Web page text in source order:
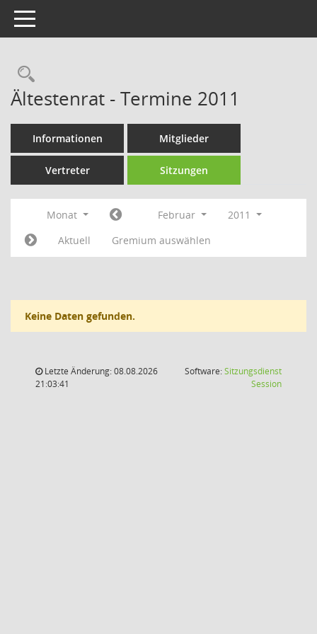
Toggle navigation
Rechercheauswahl
Ältestenrat - Termine 2011
Informationen Mitglieder
Vertreter Sitzungen
Monat Februar
2011
Aktuell
Gremium auswählen
Keine Daten gefunden.
Letzte Änderung: 08.08.2026
21:03:41
Software:Sitzungsdienst
Session(Wird in